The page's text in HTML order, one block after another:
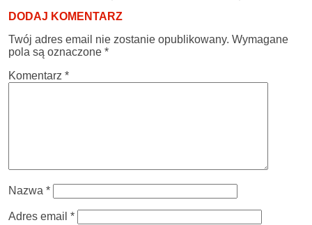
DODAJ KOMENTARZ
Twój adres email nie zostanie opublikowany. Wymagane
pola są oznaczone *
Komentarz *
Nazwa *
Adres email *